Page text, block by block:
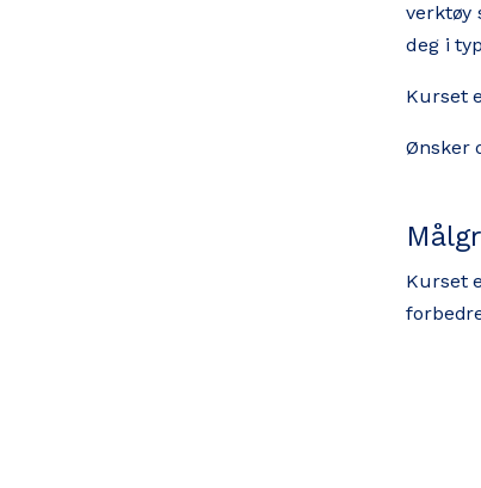
verktøy
deg i
Kurset
Ønsker
Kurset